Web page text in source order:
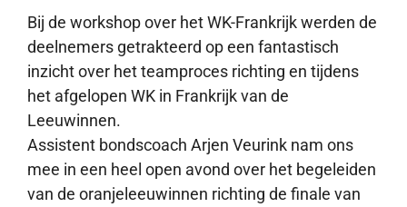
Bij de workshop over het WK-Frankrijk werden de
deelnemers getrakteerd op een fantastisch
inzicht over het teamproces richting en tijdens
het afgelopen WK in Frankrijk van de
Leeuwinnen.
Assistent bondscoach Arjen Veurink nam ons
mee in een heel open avond over het begeleiden
van de oranjeleeuwinnen richting de finale van